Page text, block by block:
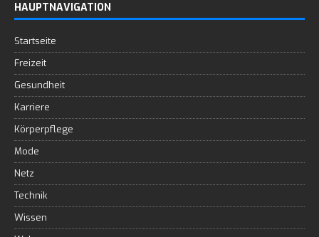
HAUPTNAVIGATION
Startseite
Freizeit
Gesundheit
Karriere
Körperpflege
Mode
Netz
Technik
Wissen